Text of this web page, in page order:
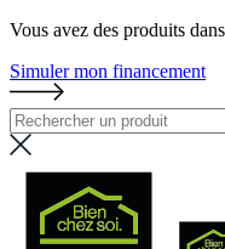
Vous avez des produits
Simuler mon financement